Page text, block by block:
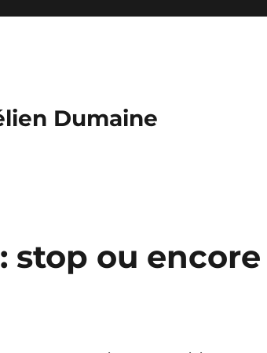
Dumaine
stop ou encore